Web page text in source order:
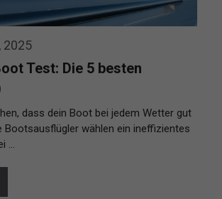
2025
Test: Die 5 besten
dass dein Boot bei jedem Wetter gut
Bootsausflügler wählen ein ineffizientes
…